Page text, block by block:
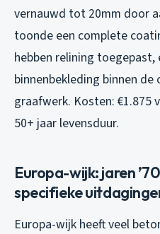
vernauwd tot 20mm door
toonde een complete
hebben relining
binnenbekleding binnen
graafwerk. Kosten: €1.875
50+ jaar levensduur.
Europa-wijk: jaren
specifieke
Europa-wijk heeft veel